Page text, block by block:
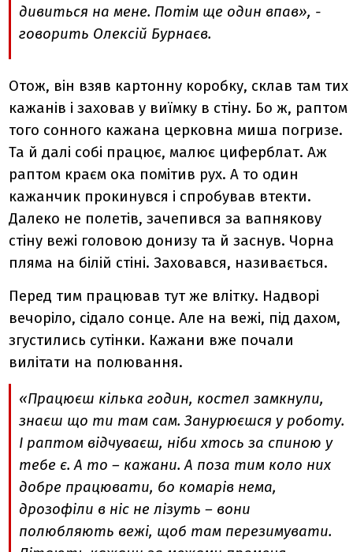
дивиться на мене. Потім ще один впав», -
говорить Олексій Бурнаєв.
Отож, він взяв картонну коробку, склав там тих
кажанів і заховав у виїмку в стіну. Бо ж, раптом
того сонного кажана церковна миша погризе.
Та й далі собі працює, малює циферблат. Аж
раптом краєм ока помітив рух. А то один
кажанчик прокинувся і спробував втекти.
Далеко не полетів, зачепився за вапнякову
стіну вежі головою донизу та й заснув. Чорна
пляма на білій стіні. Заховався, називається.
Перед тим працював тут же влітку. Надворі
вечоріло, сідало сонце. Але на вежі, під дахом,
згустились сутінки. Кажани вже почали
вилітати на полювання.
«Працюєш кілька годин, костел замкнули,
знаєш що ти там сам. Занурюєшся у роботу.
І раптом відчуваєш, ніби хтось за спиною у
тебе є. А то – кажани. А поза тим коло них
добре працювати, бо комарів нема,
дрозофіли в ніс не лізуть – вони
полюбляють вежі, щоб там перезимувати.